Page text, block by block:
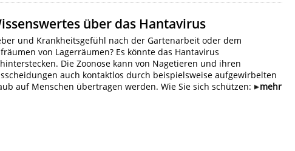
über das Hantavirus
und Krankheitsgefühl nach der Gartenarbeit oder dem
von Lagerräumen? Es könnte das Hantavirus
Die Zoonose kann von Nagetieren und ihren
auch kontaktlos durch beispielsweise aufgewirbelten
auf Menschen übertragen werden. Wie Sie sich schützen:
mehr